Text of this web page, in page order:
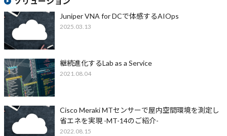
Juniper VNA for DCで体感するAIOps
2025.03.13
継続進化するLab as a Service
2021.08.04
Cisco Meraki MTセンサーで屋内空間環境を測定し
省エネを実現 -MT-14のご紹介-
2022.08.15